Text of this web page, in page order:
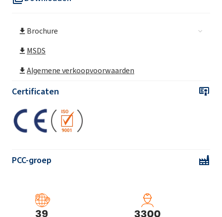
Brochure
MSDS
Algemene verkoopvoorwaarden
Certificaten
PCC-groep